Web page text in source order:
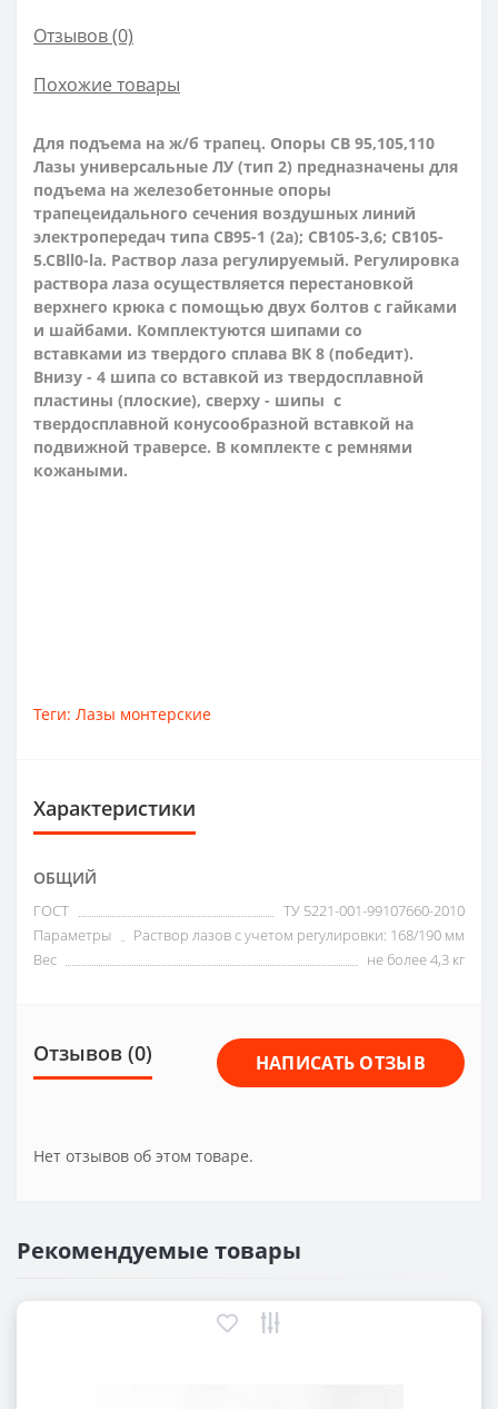
Отзывов (0)
Похожие товары
Для подъема на ж/б трапец. Опоры СВ 95,105,110
Лазы универсальные ЛУ (тип 2) предназначены для
подъема на железобетонные опоры
трапецеидального сечения воздушных линий
электропередач типа CB95-1 (2а); СВ105-3,6; CB105-
5.CBll0-la. Раствор лаза регулируемый. Регулировка
раствора лаза осуществляется перестановкой
верхнего крюка с помощью двух болтов с гайками
и шайбами. Комплектуются шипами со
вставками из твердого сплава ВК 8 (победит).
Внизу - 4 шипа со вставкой из твердосплавной
пластины (плоские), сверху - шипы с
твердосплавной конусообразной вставкой на
подвижной траверсе. В комплекте с ремнями
кожаными.
Теги: Лазы монтерские
Характеристики
ОБЩИЙ
ГОСТ
ТУ 5221-001-99107660-2010
Параметры
Раствор лазов с учетом регулировки: 168/190 мм
Вес
не более 4,3 кг
Отзывов (0) НАПИСАТЬ ОТЗЫВ
Нет отзывов об этом товаре.
Рекомендуемые товары